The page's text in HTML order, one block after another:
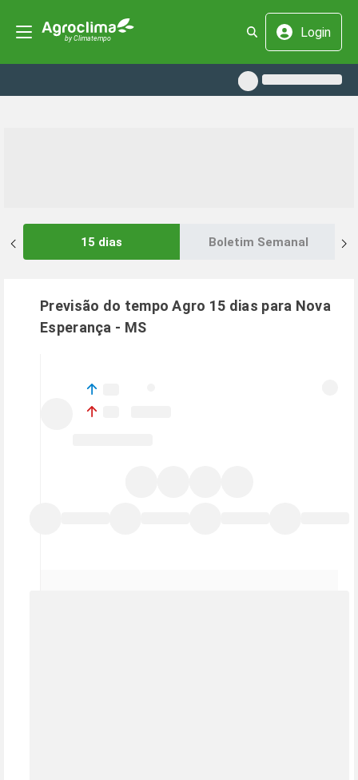
Login
15 dias Boletim Semanal
Previsão do tempo Agro 15 dias para Nova
Esperança - MS